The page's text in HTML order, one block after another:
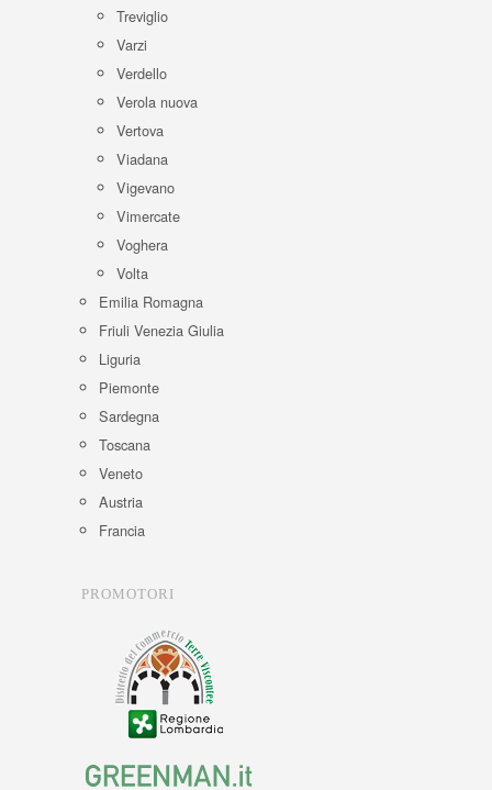
Treviglio
Varzi
Verdello
Verola nuova
Vertova
Viadana
Vigevano
Vimercate
Voghera
Volta
Emilia Romagna
Friuli Venezia Giulia
Liguria
Piemonte
Sardegna
Toscana
Veneto
Austria
Francia
PROMOTORI